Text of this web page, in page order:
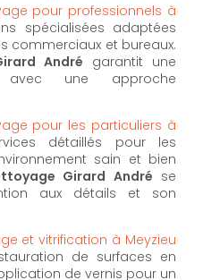
pour professionnels à
spécialisées adaptées
commerciaux et bureaux.
André garantit une
avec une approche
pour les particuliers à
détaillés pour les
sain et bien
Girard André se
aux détails et son
et vitrification à Meyzieu
de surfaces en
de vernis pour un